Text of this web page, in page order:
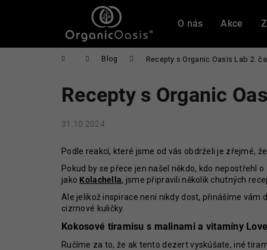
O nás Akce
Domů Blog Recepty s Organic Oasis Lab 2.
Recepty s Organic
31.10.2024
Podle reakcí, které jsme od vás obdrželi je zřejmé,
Pokud by se přece jen našel někdo, kdo nepostřehl
jako Kolachella, jsme připravili několik chutných
Ale jelikož inspirace není nikdy dost, přinášíme
cizrnové kuličky.
Kokosové tiramisu s malinami a vitamíny
Ručíme za to, že ak tento dezert vyskúšate, iné
do
do